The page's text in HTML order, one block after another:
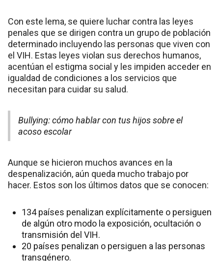
Con este lema, se quiere luchar contra las leyes
penales que se dirigen contra un grupo de población
determinado incluyendo las personas que viven con
el VIH. Estas leyes violan sus derechos humanos,
acentúan el estigma social y les impiden acceder en
igualdad de condiciones a los servicios que
necesitan para cuidar su salud.
Bullying: cómo hablar con tus hijos sobre el
acoso escolar
Aunque se hicieron muchos avances en la
despenalización, aún queda mucho trabajo por
hacer. Estos son los últimos datos que se conocen:
134 países penalizan explícitamente o persiguen
de algún otro modo la exposición, ocultación o
transmisión del VIH.
20 países penalizan o persiguen a las personas
transgénero.